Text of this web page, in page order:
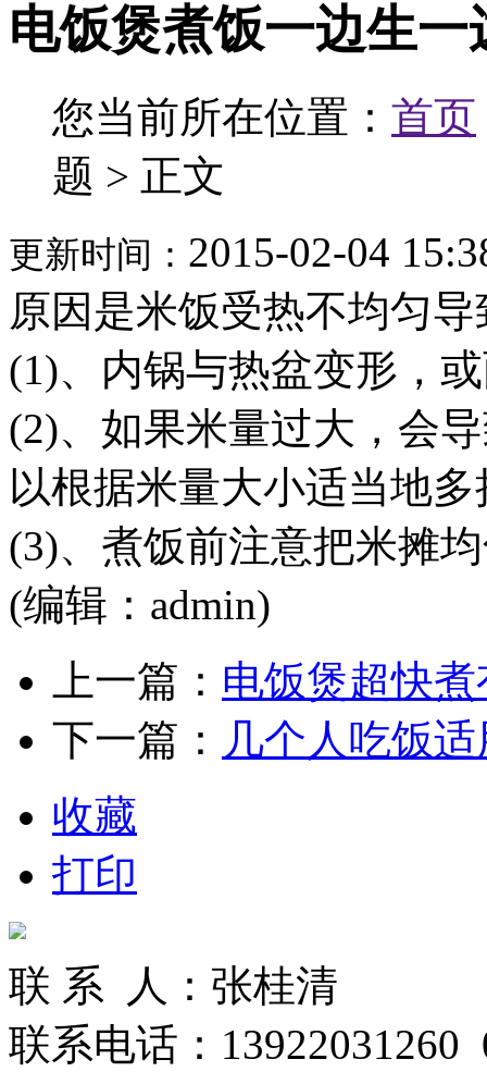
电饭煲煮饭一边生
您当前所在位置： 首页
题 > 正文
更新时间： 2015-02-04
原因是米饭受热不均匀
(1)、内锅与热盆变形，
(2)、如果米量过大，会
以根据米量大小适当地
(3)、煮饭前注意把米摊
(编辑：admin)
上一篇： 电饭煲超快
下一篇： 几个人吃饭
收藏
打印
联 系 人：张桂清
联系电话：13922031260